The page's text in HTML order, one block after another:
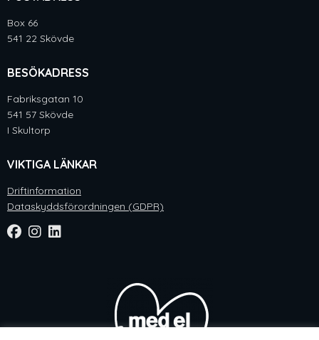
Box 66
541 22 Skövde
BESÖKADRESS
Fabriksgatan 10
541 57 Skövde
I Skultorp
VIKTIGA LÄNKAR
Driftinformation
Dataskyddsförordningen (GDPR)